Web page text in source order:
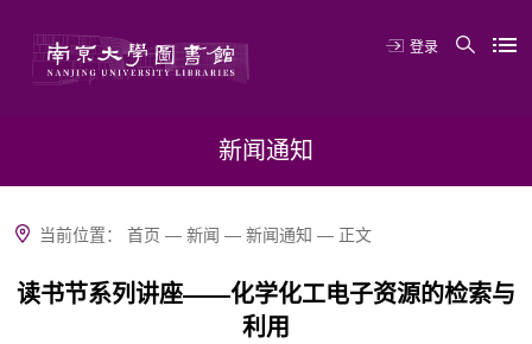
登录
新闻通知
当前位置：首页 —新闻 —新闻通知 — 正文
读书节系列讲座——化学化工电子资源的检索与
利用